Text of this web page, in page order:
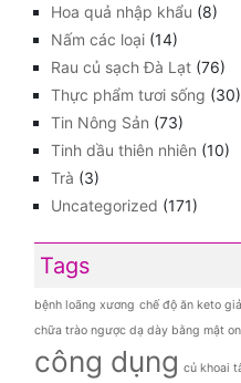
Hoa quả nhập khẩu (8)
Nấm các loại (14)
Rau củ sạch Đà Lạt (76)
Thực phẩm tươi sống (30)
Tin Nông Sản (73)
Tinh dầu thiên nhiên (10)
Trà (3)
Uncategorized (171)
Tags
bệnh loãng xương chế độ ăn keto
chữa trào ngược dạ dày bằng mật
công dụng củ khoai